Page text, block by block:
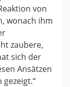
von
wonach ihm
zaubere,
sich der
Ansätzen